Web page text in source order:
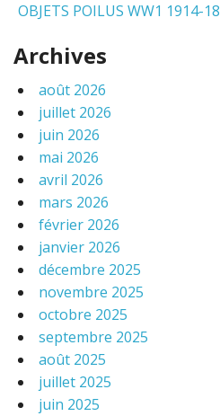
OBJETS POILUS WW1 1914-18
Archives
août 2026
juillet 2026
juin 2026
mai 2026
avril 2026
mars 2026
février 2026
janvier 2026
décembre 2025
novembre 2025
octobre 2025
septembre 2025
août 2025
juillet 2025
juin 2025